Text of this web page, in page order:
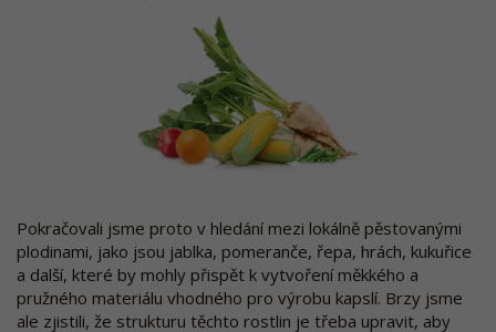
Pokračovali jsme proto v hledání mezi lokálně pěstovanými
plodinami, jako jsou jablka, pomeranče, řepa, hrách, kukuřice
a další, které by mohly přispět k vytvoření měkkého a
pružného materiálu vhodného pro výrobu kapslí. Brzy jsme
ale zjistili, že strukturu těchto rostlin je třeba upravit, aby